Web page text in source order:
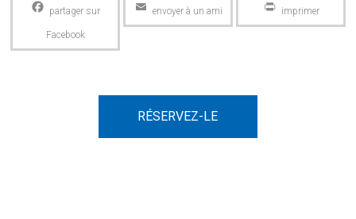
Facebook Email PrintFriendly
RÉSERVEZ-LE